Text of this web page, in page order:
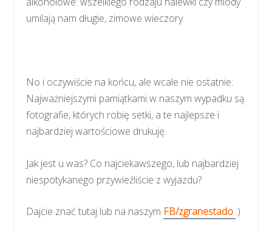
umilają nam długie, zimowe wieczory.
No i oczywiście na końcu, ale wcale nie ostatnie:
Najważniejszymi pamiątkami w naszym wypadku są
fotografie, których robię setki, a te najlepsze i
najbardziej wartościowe drukuję.
Jak jest u was? Co najciekawszego, lub najbardziej
niespotykanego przywieźliście z wyjazdu?
Dajcie znać tutaj lub na naszym FB/zgranestado :)